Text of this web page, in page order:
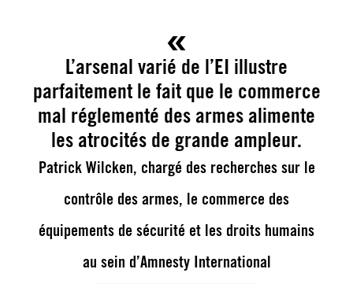
L’arsenal varié de l’EI illustre
parfaitement le fait que le commerce
mal réglementé des armes alimente
les atrocités de grande ampleur.
Patrick Wilcken, chargé des recherches sur le
contrôle des armes, le commerce des
équipements de sécurité et les droits humains
au sein d’Amnesty International